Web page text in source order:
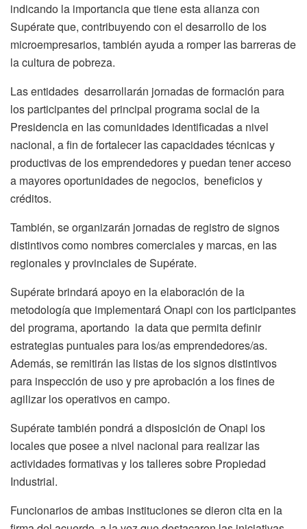
indicando la importancia que tiene esta alianza con
Supérate que, contribuyendo con el desarrollo de los
microempresarios, también ayuda a romper las barreras de
la cultura de pobreza.
Las entidades desarrollarán jornadas de formación para
los participantes del principal programa social de la
Presidencia en las comunidades identificadas a nivel
nacional, a fin de fortalecer las capacidades técnicas y
productivas de los emprendedores y puedan tener acceso
a mayores oportunidades de negocios, beneficios y
créditos.
También, se organizarán jornadas de registro de signos
distintivos como nombres comerciales y marcas, en las
regionales y provinciales de Supérate.
Supérate brindará apoyo en la elaboración de la
metodología que implementará Onapi con los participantes
del programa, aportando la data que permita definir
estrategias puntuales para los/as emprendedores/as.
Además, se remitirán las listas de los signos distintivos
para inspección de uso y pre aprobación a los fines de
agilizar los operativos en campo.
Supérate también pondrá a disposición de Onapi los
locales que posee a nivel nacional para realizar las
actividades formativas y los talleres sobre Propiedad
Industrial.
Funcionarios de ambas instituciones se dieron cita en la